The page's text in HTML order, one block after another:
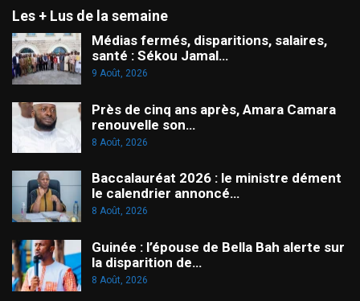
Les + Lus de la semaine
Médias fermés, disparitions, salaires,
santé : Sékou Jamal…
9 Août, 2026
Près de cinq ans après, Amara Camara
renouvelle son…
8 Août, 2026
Baccalauréat 2026 : le ministre dément
le calendrier annoncé…
8 Août, 2026
Guinée : l’épouse de Bella Bah alerte sur
la disparition de…
8 Août, 2026